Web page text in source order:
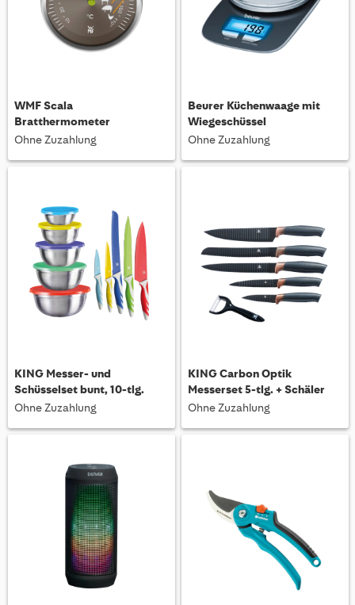
WMF Scala
Bratthermometer
Ohne Zuzahlung
Beurer Küchenwaage mit
Wiegeschüssel
Ohne Zuzahlung
KING Messer- und
Schüsselset bunt, 10-tlg.
Ohne Zuzahlung
KING Carbon Optik
Messerset 5-tlg. + Schäler
Ohne Zuzahlung